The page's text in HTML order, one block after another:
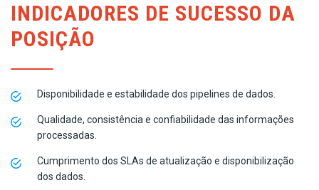
INDICADORES DE SUCESSO DA
POSIÇÃO
Disponibilidade e estabilidade dos pipelines de dados.
Qualidade, consistência e confiabilidade das informações
processadas.
Cumprimento dos SLAs de atualização e disponibilização
dos dados.